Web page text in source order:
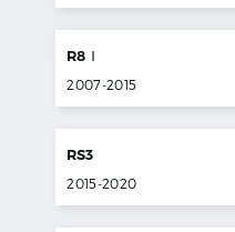
R8 I
2007-2015
RS3
2015-2020